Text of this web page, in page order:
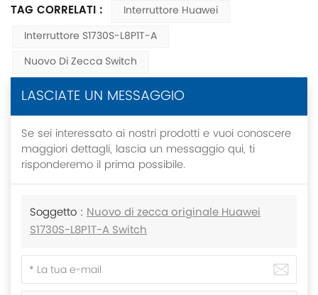
TAG CORRELATI :
Interruttore Huawei
Interruttore S1730S-L8P1T-A
Nuovo Di Zecca Switch
LASCIATE UN MESSAGGIO
Se sei interessato ai nostri prodotti e vuoi conoscere
maggiori dettagli, lascia un messaggio qui, ti
risponderemo il prima possibile.
Soggetto : Nuovo di zecca originale Huawei
S1730S-L8P1T-A Switch